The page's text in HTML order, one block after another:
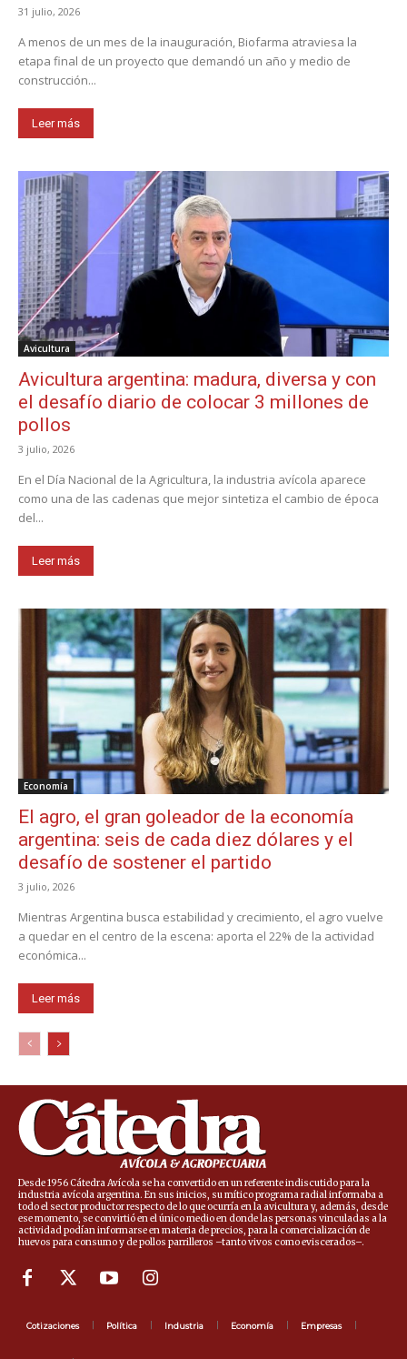
31 julio, 2026
A menos de un mes de la inauguración, Biofarma atraviesa la
etapa final de un proyecto que demandó un año y medio de
construcción...
Leer más
Avicultura
Avicultura argentina: madura, diversa y con
el desafío diario de colocar 3 millones de
pollos
3 julio, 2026
En el Día Nacional de la Agricultura, la industria avícola aparece
como una de las cadenas que mejor sintetiza el cambio de época
del...
Leer más
Economía
El agro, el gran goleador de la economía
argentina: seis de cada diez dólares y el
desafío de sostener el partido
3 julio, 2026
Mientras Argentina busca estabilidad y crecimiento, el agro vuelve
a quedar en el centro de la escena: aporta el 22% de la actividad
económica...
Leer más
Desde 1956 Cátedra Avícola se ha convertido en un referente indiscutido para la
industria avícola argentina. En sus inicios, su mítico programa radial informaba a
todo el sector productor respecto de lo que ocurría en la avicultura y, además, desde
ese momento, se convirtió en el único medio en donde las personas vinculadas a la
actividad podían informarse en materia de precios, para la comercialización de
huevos para consumo y de pollos parrilleros –tanto vivos como eviscerados–.
Cotizaciones Política Industria Economía Empresas